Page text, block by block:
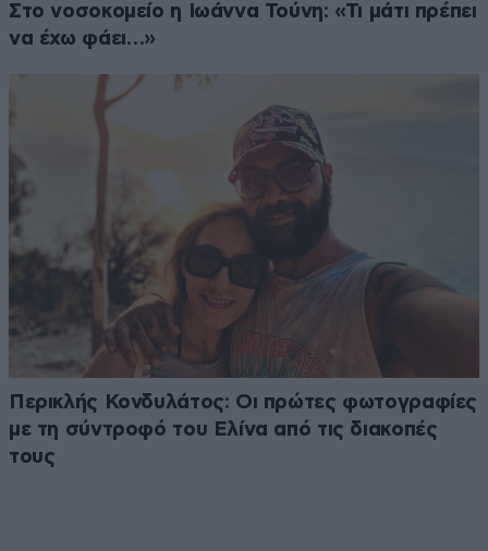
Στο νοσοκομείο η Ιωάννα Τούνη: «Τι μάτι πρέπει
να έχω φάει…»
Περικλής Κονδυλάτος: Οι πρώτες φωτογραφίες
με τη σύντροφό του Ελίνα από τις διακοπές
τους